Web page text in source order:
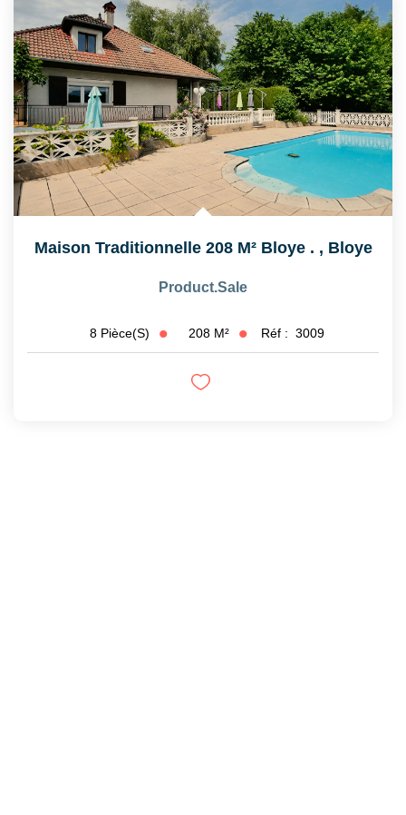
Maison Traditionnelle 208 M² Bloye . , Bloye
Product.sale
8 Pièce(s) 208 M² Réf : 3009